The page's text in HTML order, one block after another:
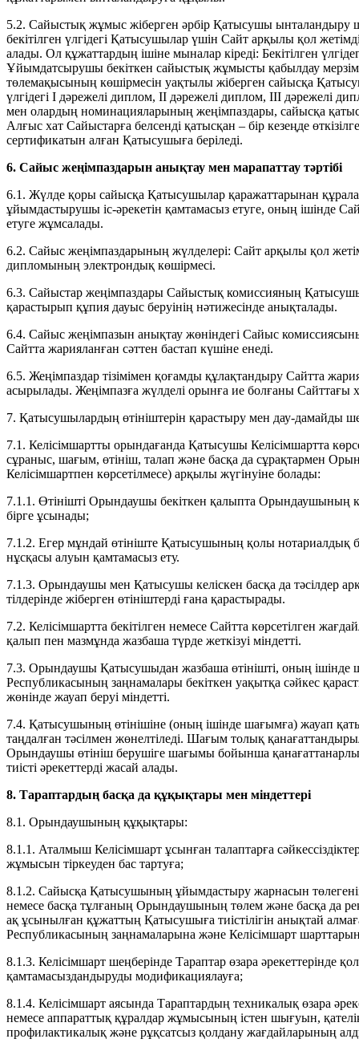
5.2. Сайыстық жұмыс жіберген әрбір Қатысушы ынталандыру
бекітілген үлгідегі Қатысушылар үшін Сайт арқылы қол
алады. Ол құжаттардың ішіне мыналар кіреді: Бекітілген
Ұйымдатсырушы бекіткен сайыстық жұмысты қабылдау
төлемақысының көшірмесін уақтылы жіберген сайысқа
үлгідегі I дәрежелі диплом, II дәрежелі диплом, III дәрежелі
мен олардың номинацияларының жеңімпаздары, сайысқа
Алғыс хат Сайыстарға белсенді қатысқан – бір кезеңде
сертификатын алған Қатысушыға беріледі.
6. Сайыс жеңімпаздарын анықтау мен марапаттау тәртібі
6.1. Жүлде қоры сайысқа Қатысушылар қаражаттарынан
ұйымдастырушы іс-әрекетін қамтамасыз етуге, оның ішінде
етуге жұмсалады.
6.2. Сайыс жеңімпаздарының жүлделері: Сайт арқылы қол
дипломының электрондық көшірмесі.
6.3. Сайыстар жеңімпаздары Сайыстық комиссияның
қарастырып құпия дауыс беруінің нәтижесінде анықталады.
6.4. Сайыс жеңімпазын анықтау жөніндегі Сайыс
Сайтта жарияланған сәттен бастап күшіне енеді.
6.5. Жеңімпаздар тізімімен қоғамды құлақтандыру Сайтта
асырылады. Жеңімпазға жүлделі орынға ие болғаны Сайттағы
7. Қатысушылардың өтініштерін қарастыру мен дау-дамайды
7.1. Келісімшартты орындағанда Қатысушы Келісімшартта
сұраныс, шағым, өтініш, талап және басқа да сұрақтармен
Келісімшартпен көрсетілмесе) арқылы жүгінуіне болады:
7.1.1. Өтінішті Орындаушы бекіткен қалыпта Орындаушының
бірге ұсынады;
7.1.2. Егер мұндай өтініште Қатысушының қолы нотариалдық
нұсқасы алуын қамтамасыз ету.
7.1.3. Орындаушы мен Қатысушы келіскен басқа да тәсілдер
тілдерінде жіберген өтініштерді ғана қарастырады.
7.2. Келісімшартта бекітілген немесе Сайтта көрсетілген
қалып пен мазмұнда жазбаша түрде жеткізуі міндетті.
7.3. Орындаушы Қатысушыдан жазбаша өтінішті, оның ішінде
Республикасының заңнамалары бекіткен уақытқа сәйкес
жөнінде жауап беруі міндетті.
7.4. Қатысушының өтінішіне (оның ішінде шағымға) жауап
таңдалған тәсілмен жөнелтіледі. Шағым толық
Орындаушы өтініш берушіге шағымы бойынша
тиісті әрекеттерді жасай алады.
8. Тараптардың басқа да құқықтары мен міндеттері
8.1. Орындаушының құқықтары:
8.1.1. Аталмыш Келісімшарт ұсынған талаптарға
жұмысын тіркеуден бас тартуға;
8.1.2. Сайысқа Қатысушының ұйымдастыру жарнасын
немесе басқа тұлғаның Орындаушының төлем және басқа да
ақ ұсынылған құжаттың Қатысушыға тиістілігін анықтай
Республикасының заңнамаларына және Келісімшарт
8.1.3. Келісімшарт шеңберінде Тараптар өзара әрекеттерінде
қамтамасыздандыруды модификациялауға;
8.1.4. Келісімшарт аясында Тараптардың техникалық өзара
немесе аппараттық құралдар жұмысының істен шығуын,
профилактикалық және рұқсатсыз қолдану жағдайларының